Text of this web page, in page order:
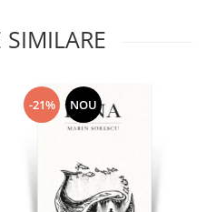
SIMILARE
-21% NOU